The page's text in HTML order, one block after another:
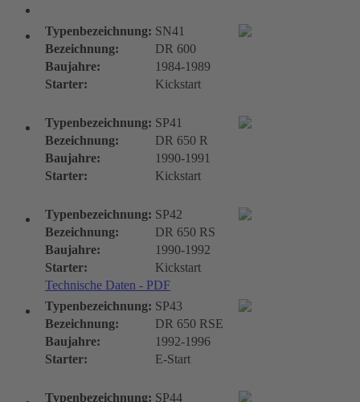
Typenbezeichnung: SN41
Bezeichnung:
DR 600
Baujahre:
1984-1989
Starter:
Kickstart
Typenbezeichnung: SP41
Bezeichnung:
DR 650 R
Baujahre:
1990-1991
Starter:
Kickstart
Typenbezeichnung: SP42
Bezeichnung:
DR 650 RS
Baujahre:
1990-1992
Starter:
Kickstart
Technische Daten - PDF
Typenbezeichnung: SP43
Bezeichnung:
DR 650 RSE
Baujahre:
1992-1996
Starter:
E-Start
Typenbezeichnung: SP44